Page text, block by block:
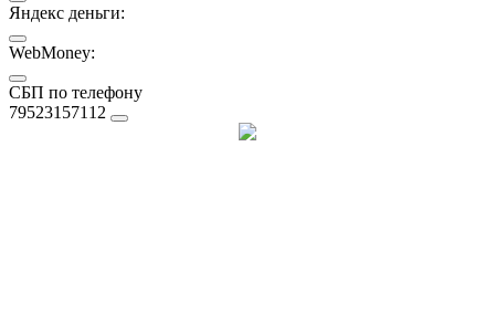
Яндекс деньги:
WebMoney:
СБП по телефону
79523157112